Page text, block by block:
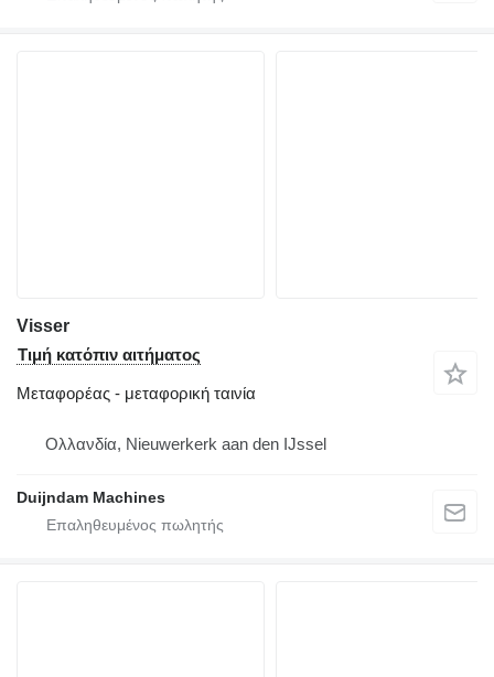
Visser
Τιμή κατόπιν αιτήματος
Μεταφορέας - μεταφορική ταινία
Ολλανδία, Nieuwerkerk aan den IJssel
Duijndam Machines